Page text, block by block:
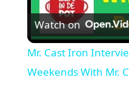
Watch on
Mr. Cast Iron
Weekends With Mr.